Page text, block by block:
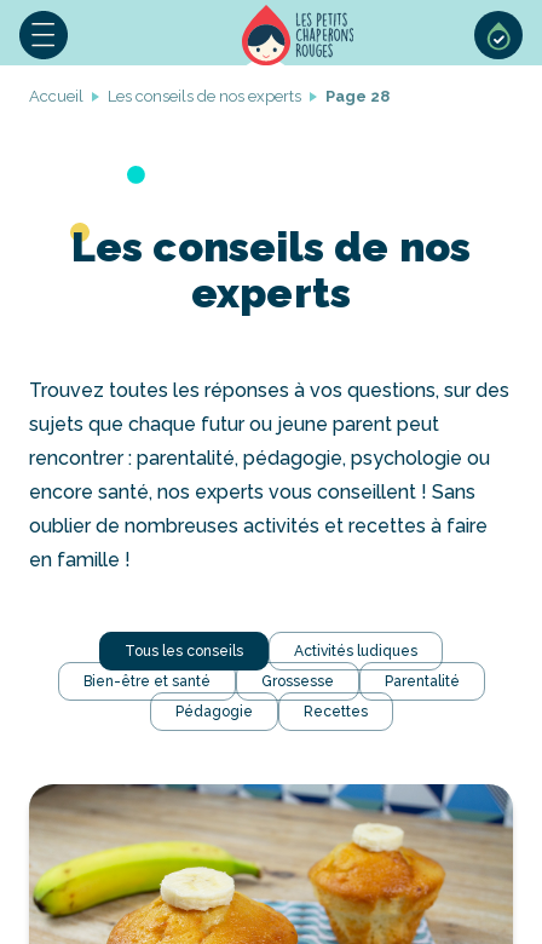
Accueil Les conseils de nos experts Page 28
Les conseils de nos
experts
Trouvez toutes les réponses à vos questions, sur des
sujets que chaque futur ou jeune parent peut
rencontrer : parentalité, pédagogie, psychologie ou
encore santé, nos experts vous conseillent ! Sans
oublier de nombreuses activités et recettes à faire
en famille !
Tous les conseils
Activités ludiques
Bien-être et santé
Grossesse
Parentalité
Pédagogie
Recettes